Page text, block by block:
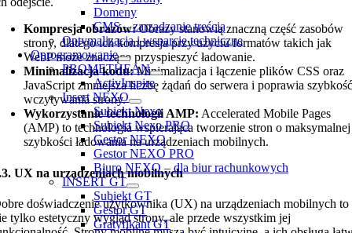
Domeny
CMS – zarządzanie treścią
Optymalizacja i wsparcie techniczne
Oprogramowanie
PROMETHEAN
ActivInspire
Insert NEXO
Subiekt Nexo
Subiekt Nexo PRO
Gestor NEXO
Gestor NEXO PRO
Biuro NEXO – dla biur rachunkowych
INSERT GT
Subiekt GT
Gestor GT
Gratyfikant GT
Kompresja obrazów:Obrazy stanowią znaczną część zasobów
strony, dlatego ich kompresja przy użyciu formatów takich jak
WebP może znacząco przyspieszyć ładowanie.
Minimalizacja kodu:Minimalizacja i łączenie plików CSS oraz
JavaScript zmniejsza liczbę żądań do serwera i poprawia
wczytywania strony.
Wykorzystanie technologii AMP: Accelerated Mobile Pages
(AMP) to technologia wspierająca tworzenie stron o maksymalnej
szybkości ładowania na urządzeniach mobilnych.
UX na urządzeniach mobilnych
doświadczenie użytkownika (UX) na urządzeniach mobilnych to
tylko estetyczny wygląd strony, ale przede wszystkim jej